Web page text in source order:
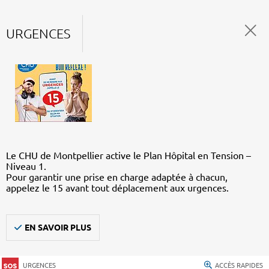
URGENCES
Le CHU de Montpellier active le Plan Hôpital en Tension –
Niveau 1.
Pour garantir une prise en charge adaptée à chacun,
appelez le 15 avant tout déplacement aux urgences.
EN SAVOIR PLUS
URGENCES ACCÈS RAPIDES